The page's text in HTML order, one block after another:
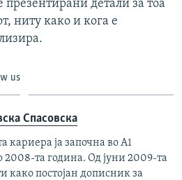
презентирани детали за тоа
ниту како и кога е
us
Спасовска
кариера ја започна во А1
2008-та година. Од јуни 2009-та
како постојан дописник за